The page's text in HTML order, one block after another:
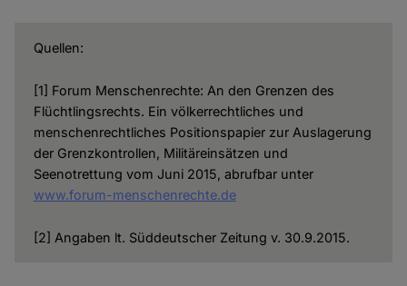
Quellen:
[1] Forum Menschenrechte: An den Grenzen des
Flüchtlingsrechts. Ein völkerrechtliches und
menschenrechtliches Positionspapier zur Auslagerung
der Grenzkontrollen, Militäreinsätzen und
Seenotrettung vom Juni 2015, abrufbar unter
www.forum-menschenrechte.de
[2] Angaben lt. Süddeutscher Zeitung v. 30.9.2015.